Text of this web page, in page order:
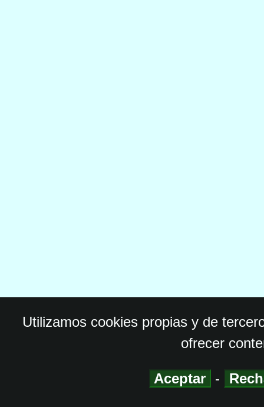
Utilizamos cookies propias y de
ofrecer
Aceptar -